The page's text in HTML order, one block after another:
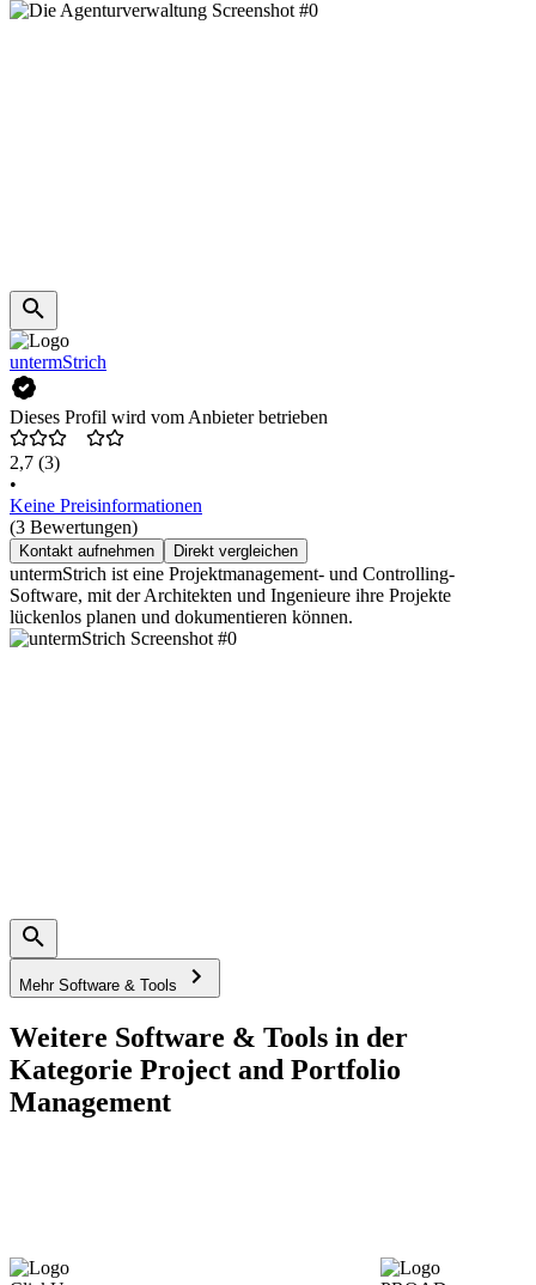
untermStrich
Dieses Profil wird vom Anbieter betrieben
2,7 (3)
•
Keine Preisinformationen
(3 Bewertungen)
Kontakt aufnehmen Direkt vergleichen
untermStrich ist eine Projektmanagement- und Controlling-
Software, mit der Architekten und Ingenieure ihre Projekte
lückenlos planen und dokumentieren können.
Mehr Software & Tools
Weitere Software & Tools in der
Kategorie Project and Portfolio
Management